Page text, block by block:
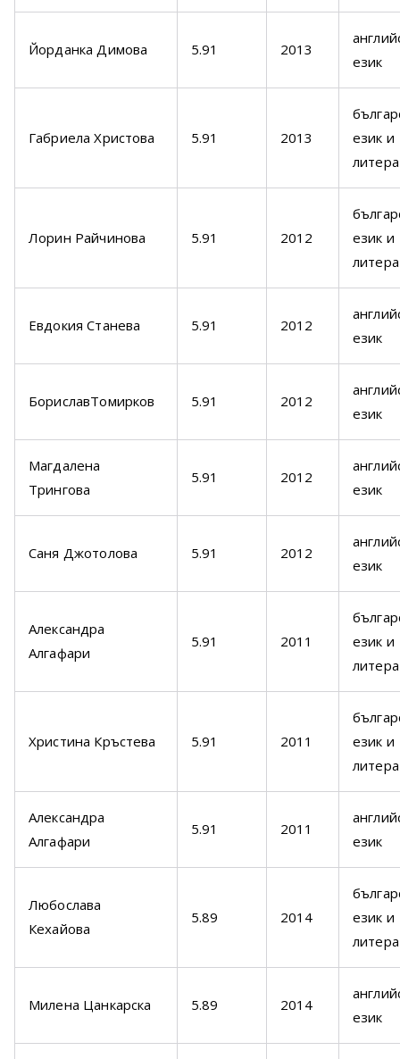
Йорданка Димова 5.91 2013
език
Габриела Христова 5.91 2013
език и
Лорин Райчинова 5.91 2012
език и
Евдокия Станева 5.91 2012
език
БориславТомирков 5.91 2012
език
Магдалена
Трингова
5.91 2012
език
Саня Джотолова 5.91 2012
език
Александра
Алгафари
5.91 2011
език и
Христина Кръстева 5.91 2011
език и
Александра
Алгафари
5.91 2011
език
Любослава
Кехайова
5.89 2014
език и
Милена Цанкарска 5.89 2014
език